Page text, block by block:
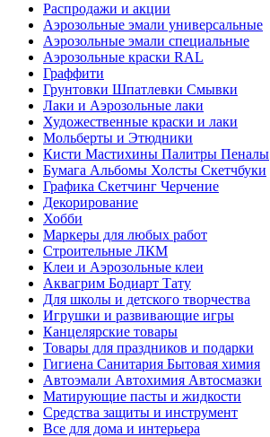
Распродажи и акции
Аэрозольные эмали универсальные
Аэрозольные эмали специальные
Аэрозольные краски RAL
Граффити
Грунтовки Шпатлевки Смывки
Лаки и Аэрозольные лаки
Художественные краски и лаки
Мольберты и Этюдники
Кисти Мастихины Палитры Пеналы
Бумага Альбомы Холсты Скетчбуки
Графика Скетчинг Черчение
Декорирование
Хобби
Маркеры для любых работ
Строительные ЛКМ
Клеи и Аэрозольные клеи
Аквагрим Бодиарт Тату
Для школы и детского творчества
Игрушки и развивающие игры
Канцелярские товары
Товары для праздников и подарки
Гигиена Санитария Бытовая химия
Автоэмали Автохимия Автосмазки
Матирующие пасты и жидкости
Средства защиты и инструмент
Все для дома и интерьера